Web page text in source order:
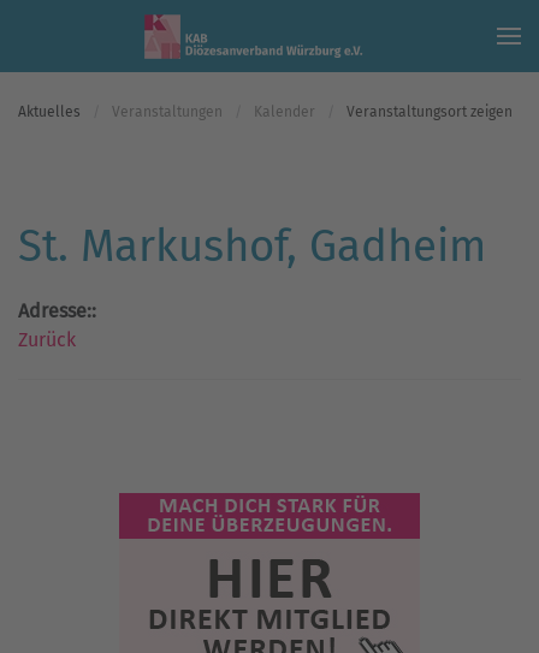
Skip to main content
Aktuelles Veranstaltungen Kalender Veranstaltungsort zeigen
St. Markushof, Gadheim
Adresse::
Zurück